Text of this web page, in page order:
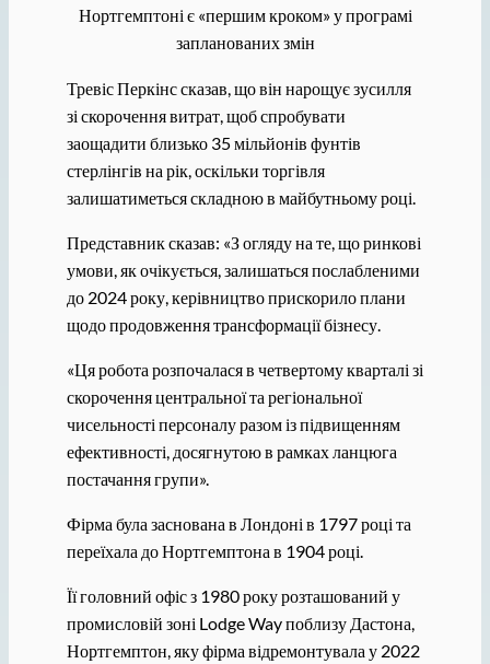
Нортгемптоні є «першим кроком» у програмі
запланованих змін
Тревіс Перкінс сказав, що він нарощує зусилля
зі скорочення витрат, щоб спробувати
заощадити близько 35 мільйонів фунтів
стерлінгів на рік, оскільки торгівля
залишатиметься складною в майбутньому році.
Представник сказав: «З огляду на те, що ринкові
умови, як очікується, залишаться послабленими
до 2024 року, керівництво прискорило плани
щодо продовження трансформації бізнесу.
«Ця робота розпочалася в четвертому кварталі зі
скорочення центральної та регіональної
чисельності персоналу разом із підвищенням
ефективності, досягнутою в рамках ланцюга
постачання групи».
Фірма була заснована в Лондоні в 1797 році та
переїхала до Нортгемптона в 1904 році.
Її головний офіс з 1980 року розташований у
промисловій зоні Lodge Way поблизу Дастона,
Нортгемптон, яку фірма відремонтувала у 2022